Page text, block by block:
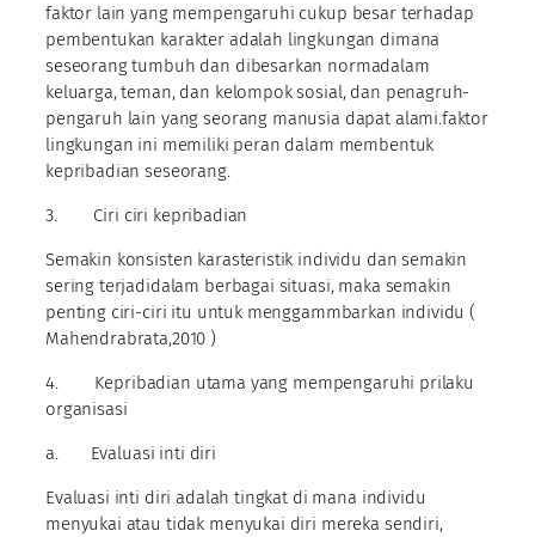
faktor lain yang mempengaruhi cukup besar terhadap
pembentukan karakter adalah lingkungan dimana
seseorang tumbuh dan dibesarkan normadalam
keluarga, teman, dan kelompok sosial, dan penagruh-
pengaruh lain yang seorang manusia dapat alami.faktor
lingkungan ini memiliki peran dalam membentuk
kepribadian seseorang.
3. Ciri ciri kepribadian
Semakin konsisten karasteristik individu dan semakin
sering terjadidalam berbagai situasi, maka semakin
penting ciri-ciri itu untuk menggammbarkan individu (
Mahendrabrata,2010 )
4. Kepribadian utama yang mempengaruhi prilaku
organisasi
a. Evaluasi inti diri
Evaluasi inti diri adalah tingkat di mana individu
menyukai atau tidak menyukai diri mereka sendiri,